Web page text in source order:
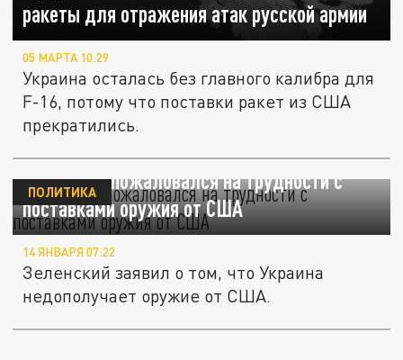
ракеты для отражения атак русской армии
05 МАРТА 10:29
Украина осталась без главного калибра для
F-16, потому что поставки ракет из США
прекратились.
Зеленский пожаловался на трудности с
поставками оружия от США
ПОЛИТИКА
14 ЯНВАРЯ 07:22
Зеленский заявил о том, что Украина
недополучает оружие от США.